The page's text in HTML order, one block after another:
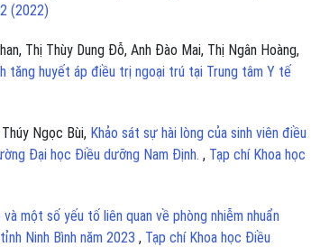
(2022)
Thị Thùy Dung Đỗ, Anh Đào Mai, Thị Ngân Hoàng,
tăng huyết áp điều trị ngoại trú tại Trung tâm Y tế
Ngọc Bùi, Khảo sát sự hài lòng của sinh viên điều
Đại học Điều dưỡng Nam Định. , Tạp chí Khoa học
một số yếu tố liên quan về phòng nhiễm nhuẩn
Ninh Bình năm 2023 , Tạp chí Khoa học Điều